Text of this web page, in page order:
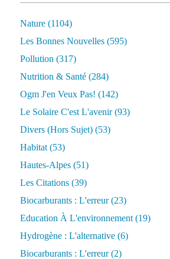
Nature (1104)
Les Bonnes Nouvelles (595)
Pollution (317)
Nutrition & Santé (284)
Ogm J'en Veux Pas! (142)
Le Solaire C'est L'avenir(93)
Divers (hors Sujet) (53)
Habitat (53)
Hautes-Alpes (51)
Les Citations (39)
Biocarburants : L'erreur(23)
Education À L'environnement (19)
Hydrogène : L'alternative (6)
Biocarburants : L'erreur(2)